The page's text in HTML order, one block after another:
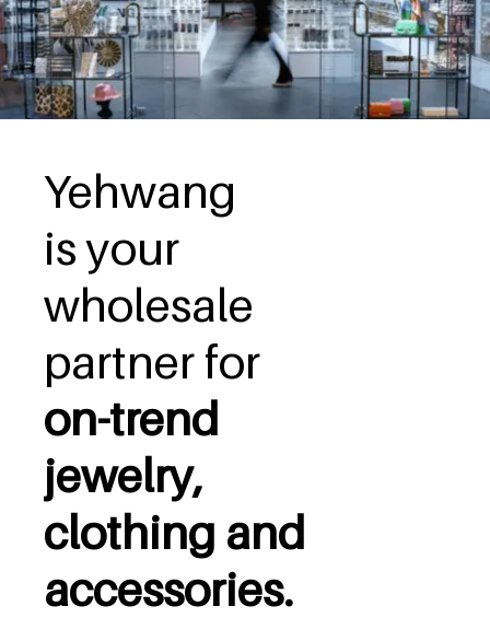
Yehwang
is your
wholesale
partner for
on-trend
jewelry,
clothing and
accessories.